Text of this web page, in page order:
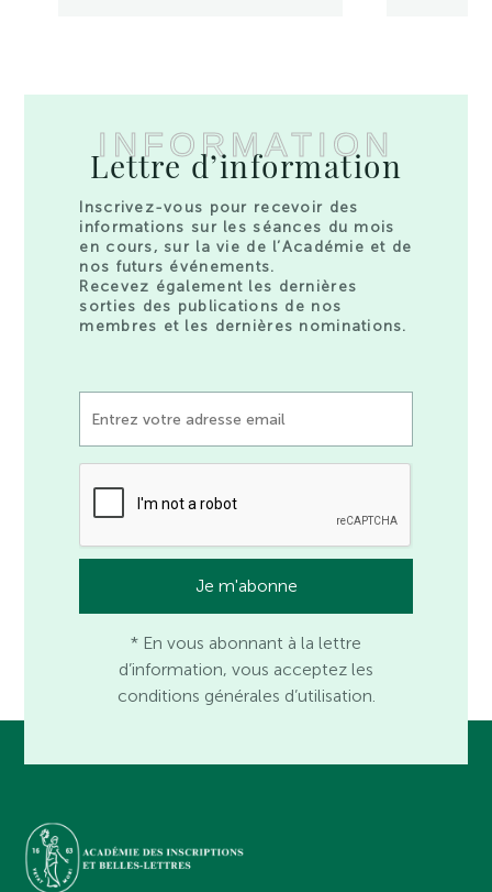
INFORMATION
Lettre d’information
Inscrivez-vous pour recevoir des
informations sur les séances du mois
en cours, sur la vie de l’Académie et de
nos futurs événements.
Recevez également les dernières
sorties des publications de nos
membres et les dernières nominations.
* En vous abonnant à la lettre
d’information, vous acceptez les
conditions générales d’utilisation.